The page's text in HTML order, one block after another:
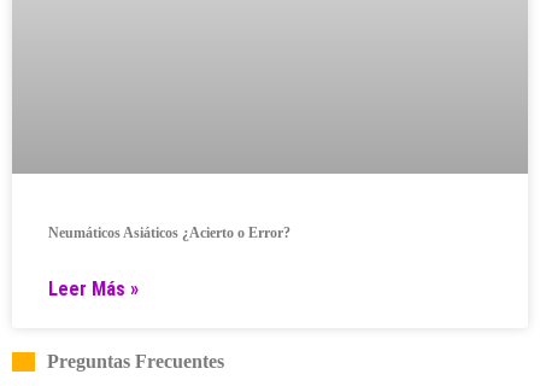
Neumáticos Asiáticos ¿Acierto o Error?
Leer Más »
Preguntas Frecuentes